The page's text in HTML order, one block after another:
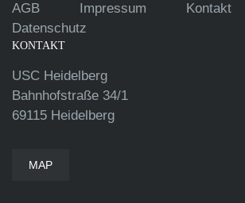
AGB Impressum
Kontakt
Datenschutz
KONTAKT
USC Heidelberg
Bahnhofstraße 34/1
69115 Heidelberg
MAP